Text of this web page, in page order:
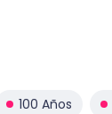
100 Años